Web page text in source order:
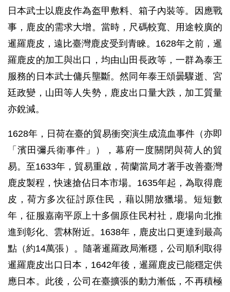
日本武士以鹿皮作為盔甲敷料、箱子內裝等。因應戰
事，鹿皮的需求大增。當時，尺碼較寬、用途較廣的
暹羅鹿皮，遠比臺灣鹿皮受到青睞。1628年之前，暹
羅鹿皮的加工與出口，均由山田長政等，一群為泰王
服務的日本武士傭兵壟斷。然同年泰王頌曇驟逝、宮
廷政變，山田等人失勢，鹿皮出口量大跌，加工質量
亦銳減。
1628年，日荷在臺的貿易衝突演生成流血事件（亦即
「濱田彌兵衛事件」），幕府一度關閉與荷人的貿
易。至1633年，貿易重啟，荷蘭當局才著手改善臺灣
鹿皮製程，快速搶佔日本市場。1635年起，為取得鹿
皮，荷方多次征討原住民，藉以開放獵場。短短數
年，征服嘉南平原上十多個原住民村社，鹿場向北推
進到彰化、雲林附近。1638年，鹿皮出口更達到最高
點（約14萬張）。隨著暹羅政局漸穩，公司順利取得
暹羅鹿皮出口日本，1642年後，暹羅鹿皮已能穩定供
應日本。此後，公司在臺擴張的動力漸低，不再積極